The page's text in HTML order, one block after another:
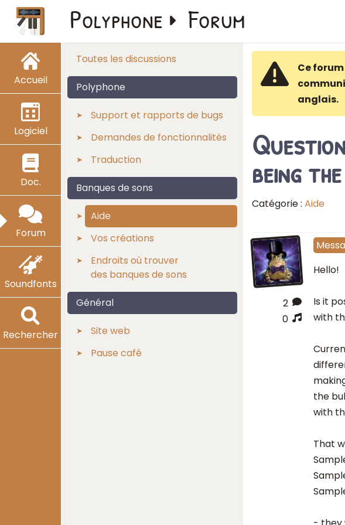
Accueil
Logiciel
Doc.
Forum
Soundfonts
Rechercher
Polyphone Forum
Toutes les discussions
Polyphone
Support et rapports de bugs
Demandes de fonctionnalités
Traduction
Banques de sons
Aide
Vos créations
Endroits où trouver
des banques de sons
Général
Site web
Pause café
Ce
anglais.
being
Catégorie : Aide
2
0
Hello!
Is it
with
the
with
That